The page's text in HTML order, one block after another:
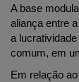
A base
aliança entre
a
comum, em
Em relação